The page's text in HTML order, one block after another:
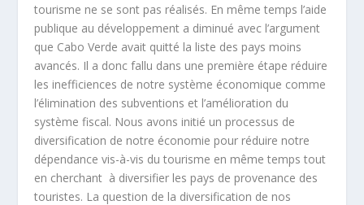
tourisme ne se sont pas réalisés. En même temps l’aide
publique au développement a diminué avec l’argument
que Cabo Verde avait quitté la liste des pays moins
avancés. Il a donc fallu dans une première étape réduire
les inefficiences de notre système économique comme
l’élimination des subventions et l’amélioration du
système fiscal. Nous avons initié un processus de
diversification de notre économie pour réduire notre
dépendance vis-à-vis du tourisme en même temps tout
en cherchant à diversifier les pays de provenance des
touristes. La question de la diversification de nos